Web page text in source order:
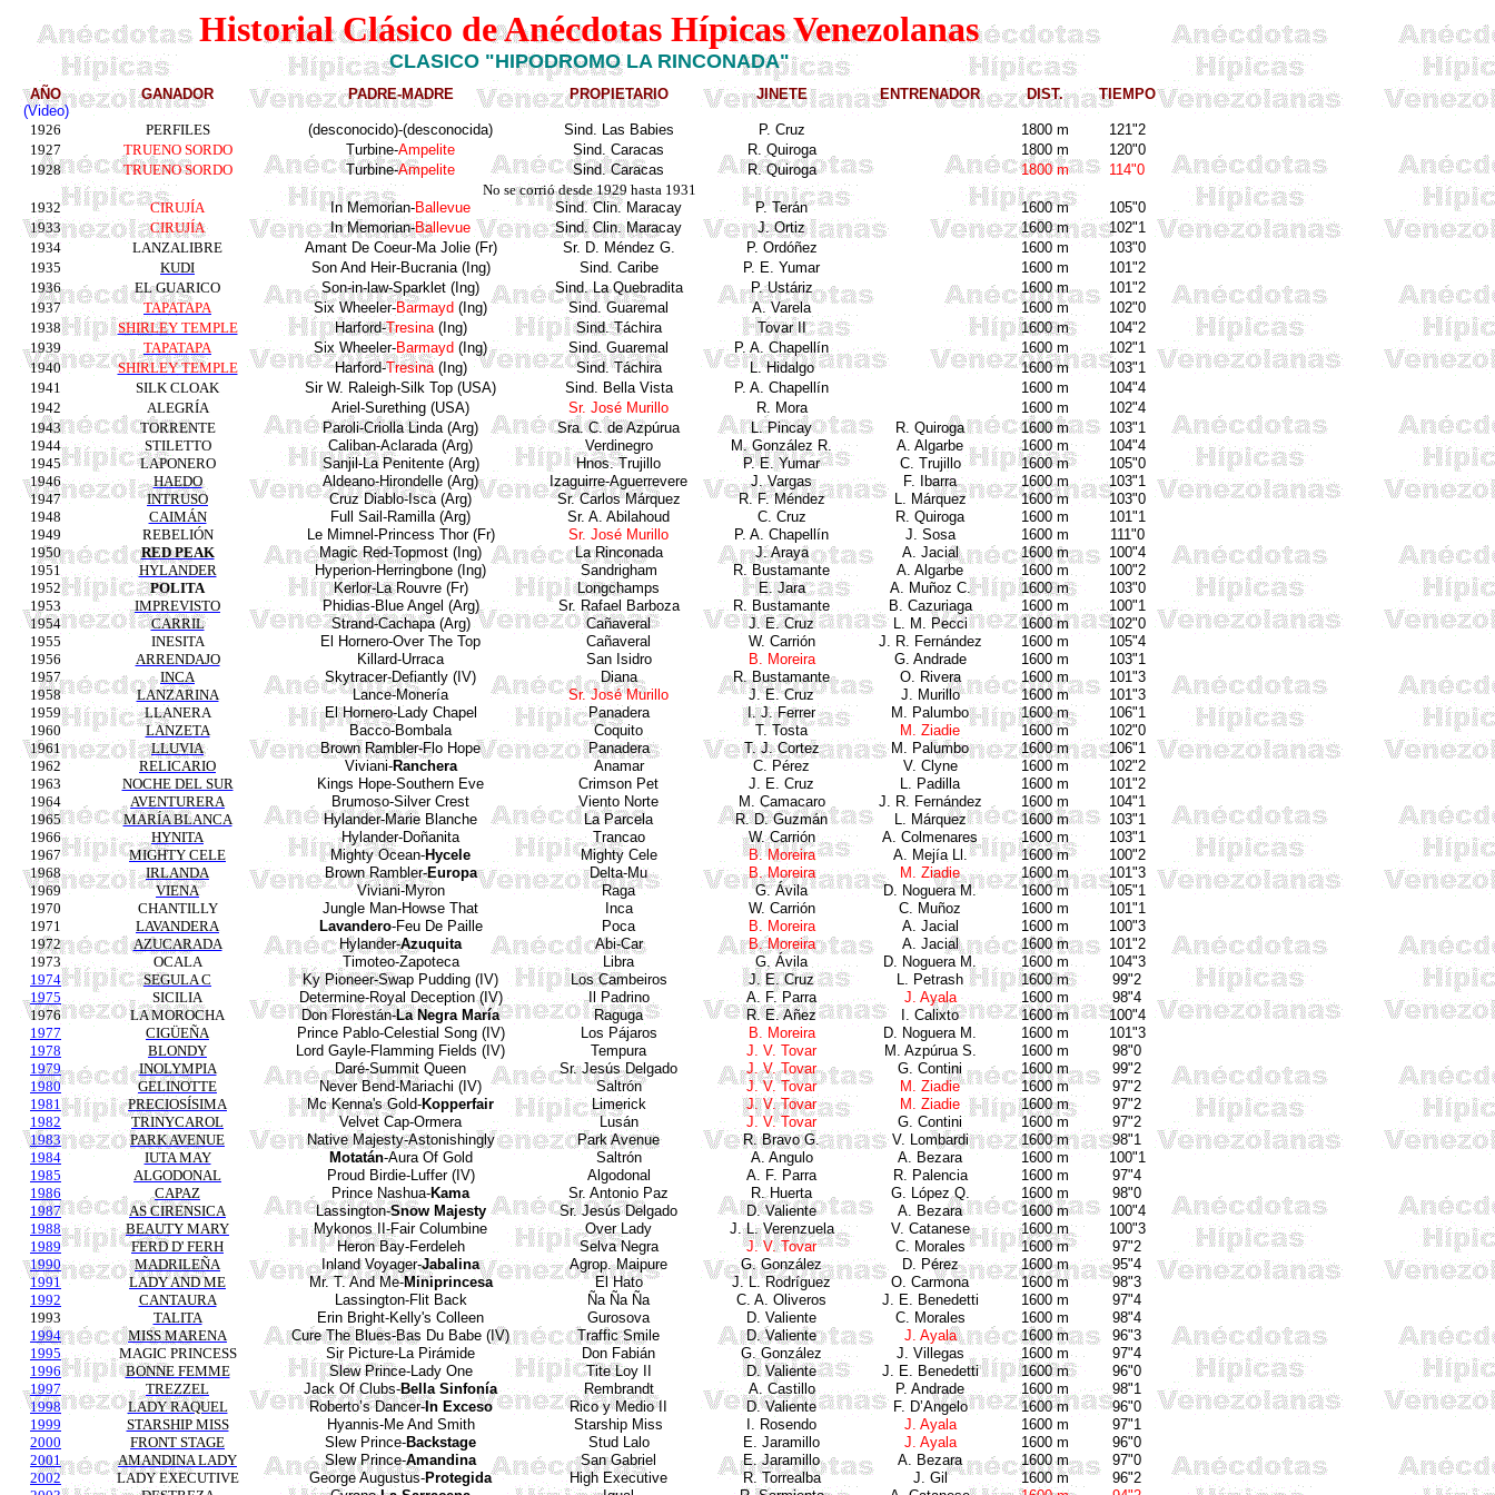
Historial Clásico de Anécdotas Hípicas Venezolanas
CLASICO "HIPODROMOLA RINCONADA"
AÑO
(Video)
GANADOR PADRE-MADRE PROPIETARIO JINETE ENTRENADOR DIST. TIEMPO
1926 PERFILES (desconocido)-(desconocida) Sind. Las Babies P. Cruz 1800 m
121"2
1927
TRUENO SORDO Turbine-Ampelite Sind. Caracas R. Quiroga 1800 m
120"0
1928
TRUENO SORDO Turbine-Ampelite Sind. Caracas R.Quiroga 1800 m
114"0
No se corrió desde 1929 hasta 1931
1932
CIRUJÍA InMemorian-Ballevue Sind.Clin. Maracay P.Terán 1600 m
105"0
1933
CIRUJÍA InMemorian-Ballevue Sind.Clin. Maracay J. Ortiz 1600 m
102"1
1934
LANZALIBRE Amant De Coeur-MaJolie (Fr) Sr. D. Méndez G. P. Ordóñez 1600 m
103"0
1935
KUDI Son And Heir-Bucrania(Ing) Sind. Caribe P. E. Yumar 1600 m
101"2
1936
EL GUARICO Son-in-law-Sparklet ( Ing) Sind. LaQuebradita P.Ustáriz 1600 m
101"2
1937
TAPATAPA Six Wheeler-Barmayd ( Ing) Sind.Guaremal A. Varela 1600 m
102"0
1938
SHIRLEY TEMPLE Harford-Tresina(Ing) Sind. Táchira Tovar II 1600 m
104"2
1939
TAPATAPA Six Wheeler-Barmayd ( Ing) Sind.Guaremal P. A.Chapellín 1600 m
102"1
1940
SHIRLEY TEMPLE Harford-Tresina(Ing) Sind. Táchira L. Hidalgo 1600 m
103"1
1941
SILK CLOAK Sir W. Raleigh-Silk Top (USA) Sind. Bella Vista P. A. Chapellín 1600 m
104"4
1942
ALEGRÍA Ariel-Surething (USA) Sr. José Murillo R. Mora 1600 m
102"4
1943
TORRENTE Paroli-CriollaLinda (Arg) Sra. C. deAzpúrua L.Pincay R. Quiroga 1600 m
103"1
1944
STILETTO Caliban-Aclarada(Arg) Verdinegro M. González R. A. Algarbe 1600 m
104"4
1945
LAPONERO Sanjil-LaPenitente(Arg) Hnos. Trujillo P. E.Yumar C. Trujillo 1600 m
105"0
1946
HAEDO Aldeano-Hirondelle (Arg) Izaguirre-Aguerrevere J. Vargas F. Ibarra 1600 m
103"1
1947
INTRUSO Cruz Diablo-Isca(Arg) Sr. CarlosMárquez R. F. Méndez L. Márquez 1600 m
103"0
1948
CAIMÁN Full Sail -Ramilla(Arg) Sr. A. Abilahoud C. Cruz R. Quiroga 1600 m
101"1
1949
REBELIÓN Le Mimnel -Princess Thor (Fr) Sr. José Murillo P. A. Chapellín J. Sosa 1600 m
111"0
1950
RED PEAK MagicRed-Topmost ( Ing) LaRinconada J.Araya A. Jacial 1600 m
100"4
1951
HYLANDER Hyperion-Herringbone ( Ing) Sandrigham R. Bustamante A. Algarbe 1600 m
100"2
1952
POLITA Kerlor-LaRouvre(Fr) Longchamps E.Jara A. Muñoz C. 1600 m
103"0
1953
IMPREVISTO Phidias-BlueAngel (Arg) Sr. Rafael Barboza R. Bustamante B. Cazuriaga 1600 m
100"1
1954
CARRIL Strand-Cachapa(Arg) Cañaveral J. E. Cruz L. M. Pecci 1600 m
102"0
1955
INESITA El Hornero-Over The Top Cañaveral W. Carrión J. R. Fernández 1600 m
105"4
1956
ARRENDAJO Killard-Urraca San Isidro B. Moreira G. Andrade 1600 m
103"1
1957
INCA Skytracer-Defiantly (IV) Diana R. Bustamante O. Rivera 1600 m
101"3
1958
LANZARINA Lance-Monería Sr. José Murillo J. E. Cruz J. Murillo 1600 m
101"3
1959
LLANERA ElHornero-Lady Chapel Panadera I. J. Ferrer M. Palumbo 1600 m
106"1
1960
LANZETA Bacco-Bombala Coquito T.Tosta M. Ziadie 1600 m
102"0
1961
LLUVIA Brown Rambler-Flo Hope Panadera T. J.Cortez M. Palumbo 1600 m
106"1
1962
RELICARIO Viviani-Ranchera Anamar C. Pérez V. Clyne 1600 m
102"2
1963
NOCHE DEL SUR Kings Hope-Southern Eve Crimson Pet J. E. Cruz L. Padilla 1600 m
101"2
1964
AVENTURERA Brumoso-Silver Crest Viento Norte M. Camacaro J. R. Fernández 1600 m
104"1
1965
MARÍA BLANCA Hylander-Marie Blanche LaParcela R. D.Guzmán L. Márquez 1600 m
103"1
1966
HYNITA Hylander-Doñanita Trancao W.Carrión A. Colmenares 1600 m
103"1
1967
MIGHTY CELE Mighty Ocean-Hycele Mighty Cele B. Moreira A. Mejía Ll. 1600 m
100"2
1968
IRLANDA Brown Rambler-Europa Delta-Mu B. Moreira M. Ziadie 1600 m
101"3
1969
VIENA Viviani-Myron Raga G. Ávila D. NogueraM. 1600 m
105"1
1970
CHANTILLY Jungle Man-Howse That Inca W. Carrión C. Muñoz 1600 m
101"1
1971
LAVANDERA Lavandero-FeuDe Paille Poca B. Moreira A. Jacial 1600 m
100"3
1972
AZUCARADA Hylander-Azuquita Abi-Car B. Moreira A. Jacial 1600 m
101"2
1973
OCALA Timoteo-Zapoteca Libra G. Ávila D. NogueraM. 1600 m
104"3
1974
SEGULA C KyPioneer-Swap Pudding (IV) LosCambeiros J. E. Cruz L. Petrash 1600 m
99"2
1975
SICILIA Determine-Royal Deception (IV) Il Padrino A. F. Parra J. Ayala 1600 m
98"4
1976
LA MOROCHA DonFlorestán-La Negra María Raguga R. E.Añez I. Calixto 1600 m
100"4
1977
CIGÜEÑA PrincePablo-Celestial Song(IV) Los Pájaros B. Moreira D. NogueraM. 1600 m
101"3
1978
BLONDY Lord Gayle-Flamming Fields (IV) Tempura J. V. Tovar M. AzpúruaS. 1600 m
98"0
1979
INOLYMPIA Daré-Summit Queen Sr.JesúsDelgado J. V. Tovar G. Contini 1600 m
99"2
1980
GELINOTTE Never Bend-Mariachi (IV) Saltrón J. V. Tovar M. Ziadie 1600 m
97"2
1981
PRECIOSÍSIMA Mc Kenna's Gold-Kopperfair Limerick J. V. Tovar M. Ziadie 1600 m
97"2
1982
TRINYCAROL Velvet Cap-Ormera Lusán J. V. Tovar G. Contini 1600 m
97"2
1983
PARK AVENUE Native Majesty-Astonishingly Park Avenue R. Bravo G. V. Lombardi 1600 m
98"1
1984
IUTA MAY Motatán-Aura Of Gold Saltrón A. Angulo A. Bezara 1600 m
100"1
1985
ALGODONAL Proud Birdie-Luffer(IV) Algodonal A. F. Parra R. Palencia 1600 m
97"4
1986
CAPAZ Prince Nashua-Kama Sr. Antonio Paz R. Huerta G. LópezQ. 1600 m
98"0
1987
AS CIRENSICA Lassington-Snow Majesty Sr.JesúsDelgado D.Valiente A. Bezara 1600 m
100"4
1988
BEAUTY MARY MykonosII-Fair Columbine OverLady J. L.Verenzuela V. Catanese 1600 m
100"3
1989
FERD D' FERH Heron Bay-Ferdeleh Selva Negra J. V. Tovar C. Morales 1600 m
97"2
1990
MADRILEÑA Inland Voyager-Jabalina Agrop.Maipure G. González D. Pérez 1600 m
95"4
1991
LADY AND ME Mr. T. And Me-Miniprincesa ElHato J. L. Rodríguez O. Carmona 1600 m
98"3
1992
CANTAURA Lassington-FlitBack Ña Ña Ña C. A. Oliveros J. E. Benedetti 1600 m
97"4
1993
TALITA Erin Bright-Kelly's Colleen Gurosova D. Valiente C. Morales 1600 m
98"4
1994
MISS MARENA Cure The Blues-Bas Du Babe (IV) Traffic Smile D.Valiente J. Ayala 1600 m
96"3
1995
MAGIC PRINCESS Sir Picture-La Pirámide Don Fabián G. González J. Villegas 1600 m
97"4
1996
BONNE FEMME Slew Prince-Lady One Tite LoyII D.Valiente J. E. Benedetti 1600 m
96"0
1997
TREZZEL Jack Of Clubs-Bella Sinfonía Rembrandt A. Castillo P. Andrade 1600 m
98"1
1998
LADY RAQUEL Roberto’s Dancer-In Exceso Rico y Medio II D.Valiente F. D’Angelo 1600 m
96"0
1999
STARSHIP MISS Hyannis-Me And Smith Starship Miss I. Rosendo J. Ayala 1600 m
97"1
2000
FRONT STAGE Slew Prince-Backstage Stud Lalo E. Jaramillo J. Ayala 1600 m
96"0
2001
AMANDINA LADY Slew Prince-Amandina San Gabriel E. Jaramillo A. Bezara 1600 m
97"0
2002
LADY EXECUTIVE George Augustus-Protegida High Executive R.Torrealba J. Gil 1600 m
96"2